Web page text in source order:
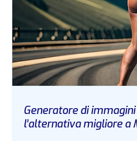
Generatore di
l’alternativa migliore a